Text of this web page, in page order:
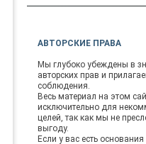
АВТОРСКИЕ ПРАВА
Мы глубоко убеждены в
авторских прав и
соблюдения.
Весь материал на этом
исключительно для
целей, так как мы не
выгоду.
Если у вас есть